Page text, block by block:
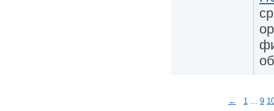
← 1 ... 9